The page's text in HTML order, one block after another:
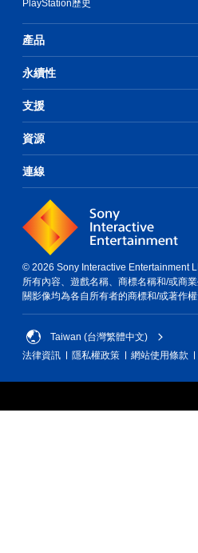
PlayStation歷史
產品
永續性
支援
資源
連線
© 2026 Sony Interactive Entertainment
所有內容、遊戲名稱、商標名稱和/或商
關影像均為各自所有者的商標和/或著作權
Taiwan (台灣繁體中文)
法律資訊
隱私權政策 網站使用條款